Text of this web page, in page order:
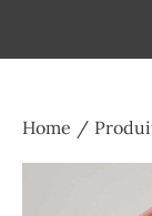
content
Espace
Home